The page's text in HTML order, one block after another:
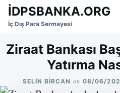
SkipSearch
for:
İDPSBANKA.ORG
İç Dış Para Sermayesi
Ziraat Bankası
Yatırma
SELIN BIRCAN on 08/06/